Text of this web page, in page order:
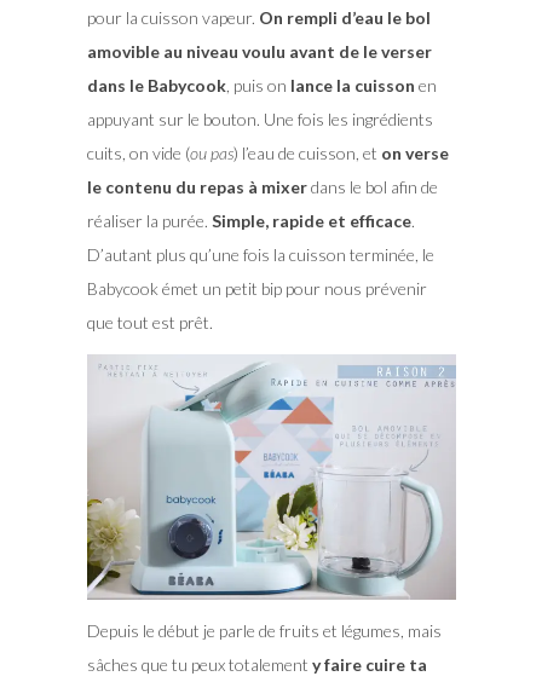
pour la cuisson vapeur. On rempli d’eau le bol
amovible au niveau voulu avant de le verser
dans le Babycook, puis on lance la cuisson en
appuyant sur le bouton. Une fois les ingrédients
cuits, on vide (ou pas) l’eau de cuisson, et on verse
le contenu du repas à mixerdans le bol afin de
réaliser la purée. Simple, rapide et efficace.
D’autant plus qu’une fois la cuisson terminée, le
Babycook émet un petit bip pour nous prévenir
que tout est prêt.
Depuis le début je parle de fruits et légumes, mais
sâches que tu peux totalement y faire cuire ta